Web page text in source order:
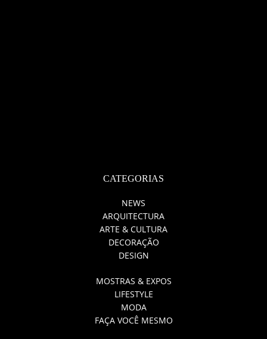
CATEGORIAS
NEWS
ARQUITECTURA
ARTE & CULTURA
DECORAÇÃO
DESIGN
MOSTRAS & EXPOS
LIFESTYLE
MODA
FAÇA VOCÊ MESMO